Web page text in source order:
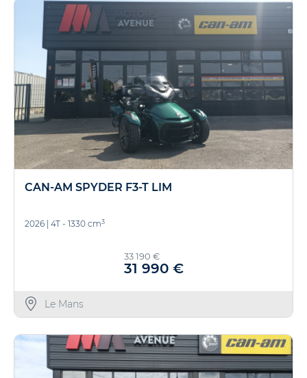
CAN-AM SPYDER F3-T LIM
2026 4T - 1330 cm3
33 190 €
31 990 €
Le Mans